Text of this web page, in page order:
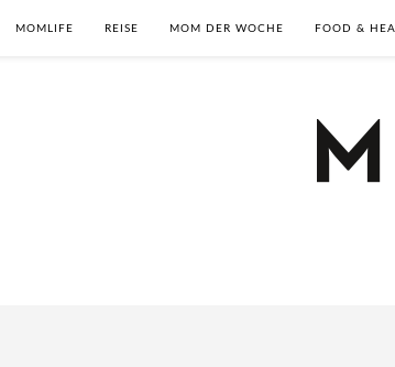
MOMLIFE REISE MOM DER WOCHE FOOD &